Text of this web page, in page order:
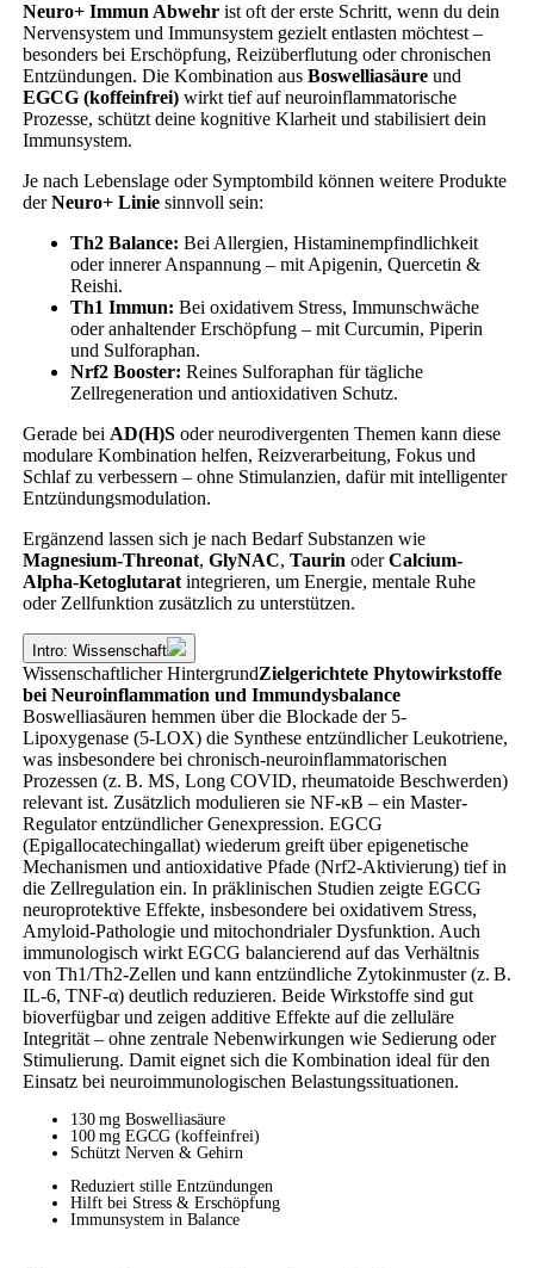
Neuro+ Immun Abwehrist oft der erste Schritt, wenn du dein
Nervensystem und Immunsystem gezielt entlasten möchtest –
besonders bei Erschöpfung, Reizüberflutung oder chronischen
Entzündungen. Die Kombination aus Boswelliasäureund
EGCG (koffeinfrei)wirkt tief auf neuroinflammatorische
Prozesse, schützt deine kognitive Klarheit und stabilisiert dein
Immunsystem.
Je nach Lebenslage oder Symptombild können weitere Produkte
derNeuro+ Liniesinnvoll sein:
Th2 Balance: Bei Allergien, Histaminempfindlichkeit
oder innerer Anspannung – mit Apigenin, Quercetin &
Reishi.
Th1 Immun: Bei oxidativem Stress, Immunschwäche
oder anhaltender Erschöpfung – mit Curcumin, Piperin
und Sulforaphan.
Nrf2 Booster: Reines Sulforaphan für tägliche
Zellregeneration und antioxidativen Schutz.
Gerade bei AD(H)Soder neurodivergenten Themen kann diese
modulare Kombination helfen, Reizverarbeitung, Fokus und
Schlaf zu verbessern – ohne Stimulanzien, dafür mit intelligenter
Entzündungsmodulation.
Ergänzend lassen sich je nach Bedarf Substanzen wie
Magnesium-Threonat, GlyNAC, Taurin oderCalcium-
Alpha-Ketoglutaratintegrieren, um Energie, mentale Ruhe
oder Zellfunktion zusätzlich zu unterstützen.
Intro: Wissenschaft
Wissenschaftlicher HintergrundZielgerichtete Phytowirkstoffe
bei Neuroinflammation und Immundysbalance
Boswelliasäuren hemmen über die Blockade der 5-
Lipoxygenase (5-LOX) die Synthese entzündlicher Leukotriene,
was insbesondere bei chronisch-neuroinflammatorischen
Prozessen (z. B. MS, Long COVID, rheumatoide Beschwerden)
relevant ist. Zusätzlich modulieren sie NF-κB – ein Master-
Regulator entzündlicher Genexpression. EGCG
(Epigallocatechingallat) wiederum greift über epigenetische
Mechanismen und antioxidative Pfade (Nrf2-Aktivierung) tief in
die Zellregulation ein. In präklinischen Studien zeigte EGCG
neuroprotektive Effekte, insbesondere bei oxidativem Stress,
Amyloid-Pathologie und mitochondrialer Dysfunktion. Auch
immunologisch wirkt EGCG balancierend auf das Verhältnis
von Th1/Th2-Zellen und kann entzündliche Zytokinmuster (z. B.
IL-6, TNF-α) deutlich reduzieren. Beide Wirkstoffe sind gut
bioverfügbar und zeigen additive Effekte auf die zelluläre
Integrität – ohne zentrale Nebenwirkungen wie Sedierung oder
Stimulierung. Damit eignet sich die Kombination ideal für den
Einsatz bei neuroimmunologischen Belastungssituationen.
130 mg Boswelliasäure
100 mg EGCG (koffeinfrei)
Schützt Nerven & Gehirn
Reduziert stille Entzündungen
Hilft bei Stress & Erschöpfung
Immunsystem in Balance